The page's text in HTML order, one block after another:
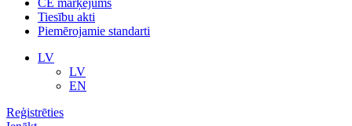
CE marķējums
Tiesību akti
Piemērojamie standarti
LV
LV
EN
Reģistrēties